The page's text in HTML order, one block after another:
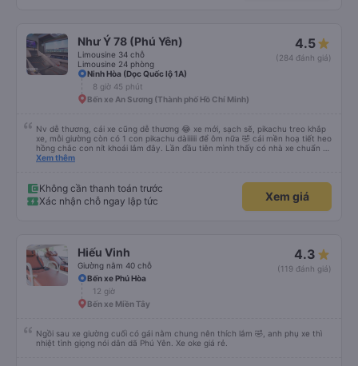
Như Ý 78 (Phú Yên)
Limousine 34 chỗ
Limousine 24 phòng
4.5
(284 đánh giá)
Ninh Hòa (Dọc Quốc lộ 1A)
8 giờ 45 phút
Bến xe An Sương (Thành phố Hồ Chí Minh)
Nv dễ thương, cái xe cũng dễ thương 😂 xe mới, sạch sẽ, pikachu treo khắp
xe, mỗi giường còn có 1 con pikachu dàiiiiii để ôm nữa 🤣 cái mền hoạ tiết heo
hồng chắc con nít khoái lắm đây. Lần đầu tiên mình thấy có nhà xe chuẩn bị
cả bàn chải đánh răng. Có 2 ông bà cụ lên xe còn được nv dẫn tới tận nơi để
Xem thêm
Không cần thanh toán trước
Xác nhận chỗ ngay lập tức
Xem giá
Hiếu Vinh
Giường nằm 40 chỗ
4.3
(119 đánh giá)
Bến xe Phú Hòa
12 giờ
Bến xe Miền Tây
Ngồi sau xe giường cuối có gái nằm chung nên thích lắm 🤣, anh phụ xe thì
nhiệt tình giọng nói dân dã Phú Yên. Xe oke giá rẻ.